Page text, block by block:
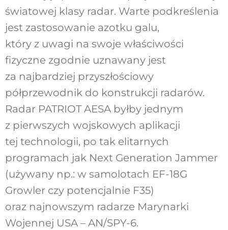
światowej klasy radar. Warte podkreślenia
jest zastosowanie azotku galu,
który z uwagi na swoje właściwości
fizyczne zgodnie uznawany jest
za najbardziej przyszłościowy
półprzewodnik do konstrukcji radarów.
Radar PATRIOT AESA byłby jednym
z pierwszych wojskowych aplikacji
tej technologii, po tak elitarnych
programach jak Next Generation Jammer
(używany np.: w samolotach EF-18G
Growler czy potencjalnie F35)
oraz najnowszym radarze Marynarki
Wojennej USA – AN/SPY-6.